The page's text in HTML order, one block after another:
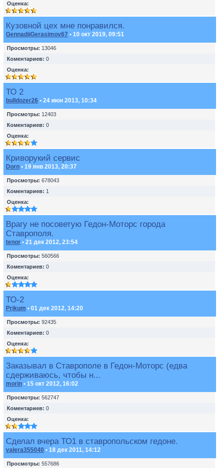
Оценка:
Кузовной цех мне понравился.
GennadiiGerasimov67 • 10 окт 2019, 09:51
Просмотры: 13046
Коментариев: 0
Оценка:
ТО 2
bulldozer26 • 24 июн 2013, 10:34
Просмотры: 12403
Коментариев: 0
Оценка:
Криворукий сервис
Dorn • 19 янв 2013, 20:37
Просмотры: 678043
Коментариев: 1
Оценка:
Врагу не посоветую Гедон-Моторс города
Ставрополя.
tenor • 21 дек 2012, 23:54
Просмотры: 560566
Коментариев: 0
Оценка:
ТО-2
Prikum • 01 дек 2012, 14:20
Просмотры: 92435
Коментариев: 0
Оценка:
Заказывал в Ставрополе в Гедон-Моторс (едва
сдерживаюсь, чтобы н...
morin • 15 окт 2012, 16:02
Просмотры: 562747
Коментариев: 0
Оценка:
Сделал вчера ТО1 в ставропольском гедоне.
valera355040 • 18 дек 2011, 14:12
Просмотры: 557686